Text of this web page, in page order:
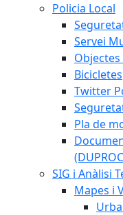
Policia Local
Servei
Bicicletes
Twitter
Pla de
SIG i Anàlisi
Mapes i